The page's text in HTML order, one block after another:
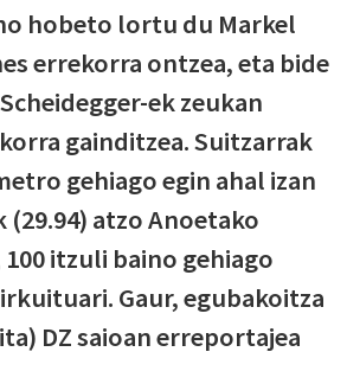
hobeto lortu du Markel
errekorra ontzea, eta bide
ek zeukan
gainditzea. Suitzarrak
gehiago egin ahal izan
atzo Anoetako
itzuli baino gehiago
Gaur, egubakoitza
DZ saioan erreportajea